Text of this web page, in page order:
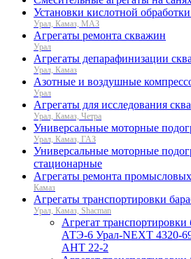
Установки кислотной
Урал, Камаз, МАЗ
Агрегаты ремонта скважин
Урал
Агрегаты депарафинизации
Урал, Камаз
Азотные и воздушные
Урал
Агрегаты для исследования
Урал, Камаз, Четра
Универсальные моторные
Урал, Камаз, ГАЗ
Универсальные моторные
стационарные
Агрегаты ремонта
Камаз
Агрегаты транспортировки
Урал, Камаз, Shacman
Агрегат транспортировки
АТЭ-6 Урал-NEXT 4320-
АНТ 22-2